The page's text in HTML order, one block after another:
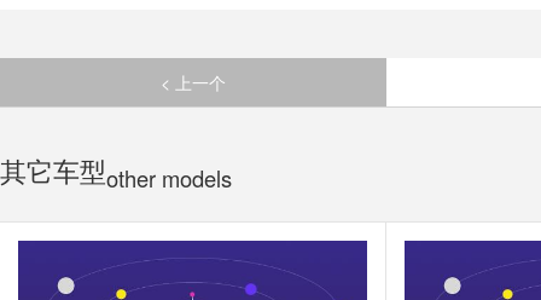
< 上一个
其它车型other models